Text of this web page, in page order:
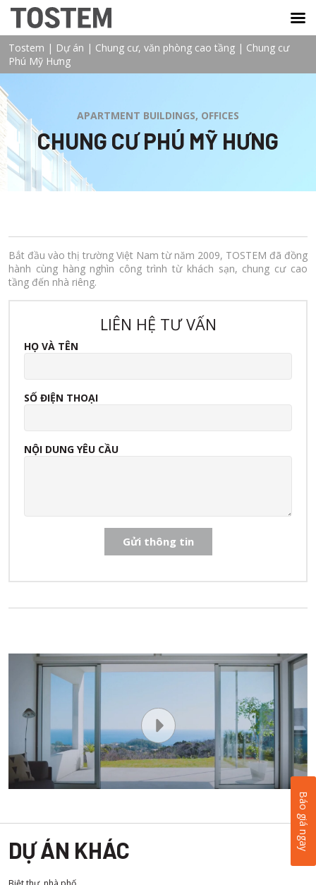
Tostem | Dự án | Chung cư, văn phòng cao tầng | Chung cư
Phú Mỹ Hưng
APARTMENT BUILDINGS, OFFICES
CHUNG CƯ PHÚ MỸ HƯNG
Bắt đầu vào thị trường Việt Nam từ năm 2009, TOSTEM đã đồng
hành cùng hàng nghìn công trình từ khách sạn, chung cư cao
tầng đến nhà riêng.
LIÊN HỆ TƯ VẤN
HỌ VÀ TÊN
SỐ ĐIỆN THOẠI
NỘI DUNG YÊU CẦU
DỰ ÁN KHÁC Báo giá ngay
TOSTEM VIỆT NAM